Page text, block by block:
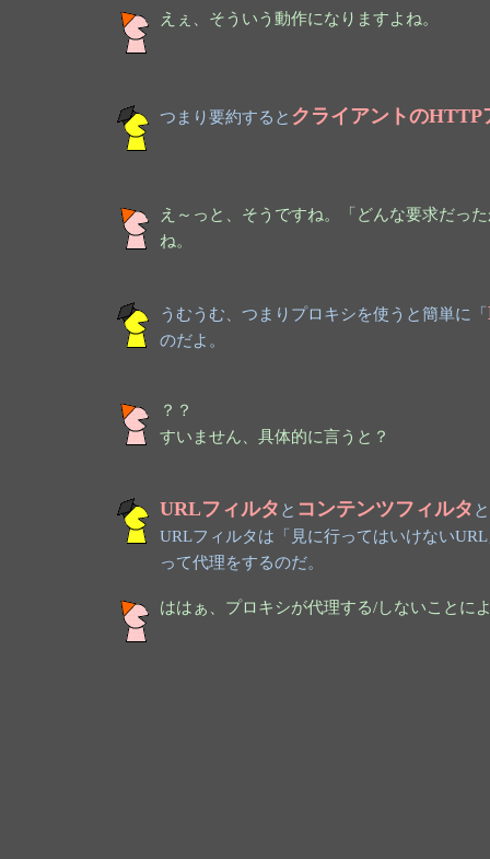
えぇ、そういう動作になりますよね。
つまり要約すると クライアントのHTTP
え～っと、そうですね。「どんな要求だっ
ね。
うむうむ、つまりプロキシを使うと簡単に「
のだよ。
？？
すいません、具体的に言うと？
URLフィルタ と コンテンツフィルタ
URLフィルタは「見に行ってはいけない
って代理をするのだ。
ははぁ、プロキシが代理する/しないことに